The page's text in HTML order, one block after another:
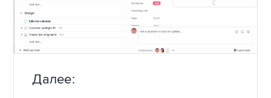
Далее: